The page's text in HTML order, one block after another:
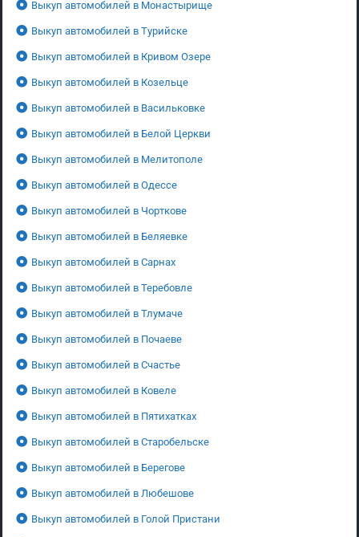
Выкуп автомобилей в Монастырище
Выкуп автомобилей в Турийске
Выкуп автомобилей в Кривом Озере
Выкуп автомобилей в Козельце
Выкуп автомобилей в Васильковке
Выкуп автомобилей в Белой Церкви
Выкуп автомобилей в Мелитополе
Выкуп автомобилей в Одессе
Выкуп автомобилей в Чорткове
Выкуп автомобилей в Беляевке
Выкуп автомобилей в Сарнах
Выкуп автомобилей в Теребовле
Выкуп автомобилей в Тлумаче
Выкуп автомобилей в Почаеве
Выкуп автомобилей в Счастье
Выкуп автомобилей в Ковеле
Выкуп автомобилей в Пятихатках
Выкуп автомобилей в Старобельске
Выкуп автомобилей в Берегове
Выкуп автомобилей в Любешове
Выкуп автомобилей в Голой Пристани